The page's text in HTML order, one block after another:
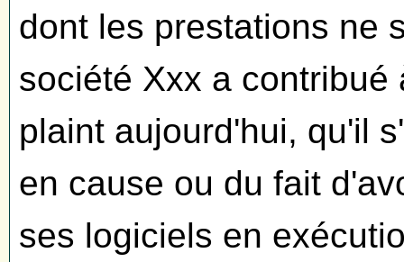
dont les prestations ne
société Xxx a
plaint aujourd'hui, qu'il
en cause ou du fait
ses logiciels en